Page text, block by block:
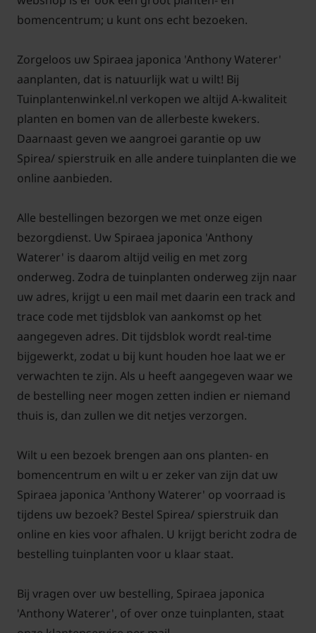
Veelgestelde vragen over Spiraea
japonica 'Anthony Waterer':
Wanneer mag u oude takken
wegsnoeien?
In het voorjaar mag u de oude takken uit de struik
ongeveer 20 cm boven de grond weg snoeien. De
Spirea 'Anthony Waterer' is een makkelijke plant en
zal ook meteen in het voorjaar nieuwe scheuten
maken waar ook dat jaar nog bloemen verschijnen.
De Japanse spirea krijgt rozerode bloemen.
Mag Spiraea japonica 'Anthony
Waterer' in een vochtige bodem
staan?
Spiraea japonica 'Anthony Waterer', oftewel Japanse
spirea, wordt ook wel spierstruik of Japanse spirea,
Japanse spierstruik genoemd. De Spiraea japonica
'Anthony Waterer' staat graag in een grondsoort die
humusrijk en wat vocht vasthoudend is. Eén van de
beste eigenschappen van de Spiraea japonica
'Anthony Waterer' is dat deze plant goed in de zon
en halfschaduw kan staan en toch wel wat droogte
kan verdragen.
Wanneer verschijnen de
schermvormige bloemen bij de
Japanse spirea?
bomencentrum; u kunt ons echt bezoeken.
Zorgeloos uw Spiraea japonica 'Anthony Waterer'
aanplanten, dat is natuurlijk wat u wilt! Bij
Tuinplantenwinkel.nl verkopen we altijd A-kwaliteit
planten en bomen van de allerbeste kwekers.
Daarnaast geven we aangroei garantie op uw
Spirea/ spierstruik en alle andere tuinplanten die we
online aanbieden.
Alle bestellingen bezorgen we met onze eigen
bezorgdienst. Uw Spiraea japonica 'Anthony
Waterer' is daarom altijd veilig en met zorg
onderweg. Zodra de tuinplanten onderweg zijn naar
uw adres, krijgt u een mail met daarin een track and
trace code met tijdsblok van aankomst op het
aangegeven adres. Dit tijdsblok wordt real-time
bijgewerkt, zodat u bij kunt houden hoe laat we er
verwachten te zijn. Als u heeft aangegeven waar we
de bestelling neer mogen zetten indien er niemand
thuis is, dan zullen we dit netjes verzorgen.
Wilt u een bezoek brengen aan ons planten- en
bomencentrum en wilt u er zeker van zijn dat uw
Spiraea japonica 'Anthony Waterer' op voorraad is
tijdens uw bezoek? Bestel Spirea/ spierstruik dan
online en kies voor afhalen. U krijgt bericht zodra de
bestelling tuinplanten voor u klaar staat.
Bij vragen over uw bestelling, Spiraea japonica
'Anthony Waterer', of over onze tuinplanten, staat